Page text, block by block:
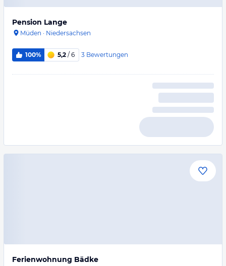
Pension Lange
Müden · Niedersachsen
100% 5,2 / 6 3 Bewertungen
Ferienwohnung Bädke